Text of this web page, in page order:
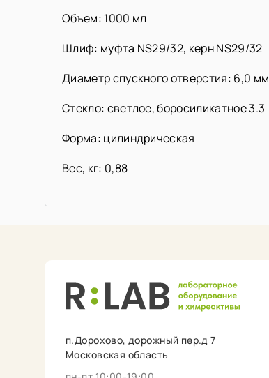
Объем: 1000 мл
Шлиф: муфта NS29/32, керн NS29/32
Диаметр спускного отверстия: 6,0 мм
Стекло: светлое, боросиликатное 3.3
Форма: цилиндрическая
Вес, кг: 0,88
п.Дорохово, дорожный пер.д 7
Московская область